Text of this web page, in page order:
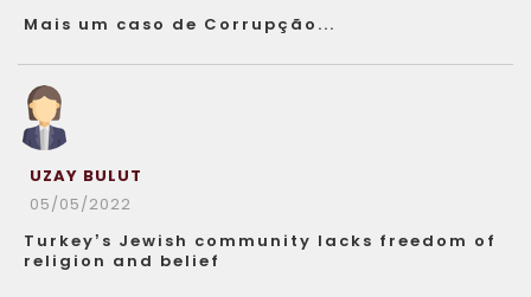
Mais um caso de Corrupção...
UZAY BULUT
05/05/2022
Turkey’s Jewish community lacks freedom of
religion and belief